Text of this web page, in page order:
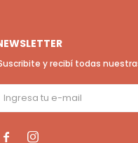
y recibí todas
 